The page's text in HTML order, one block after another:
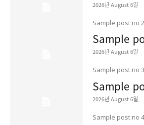
2026년 August 6일
Sample post no
Sample
2026년 August 6일
Sample post no
Sample
2026년 August 6일
Sample post no